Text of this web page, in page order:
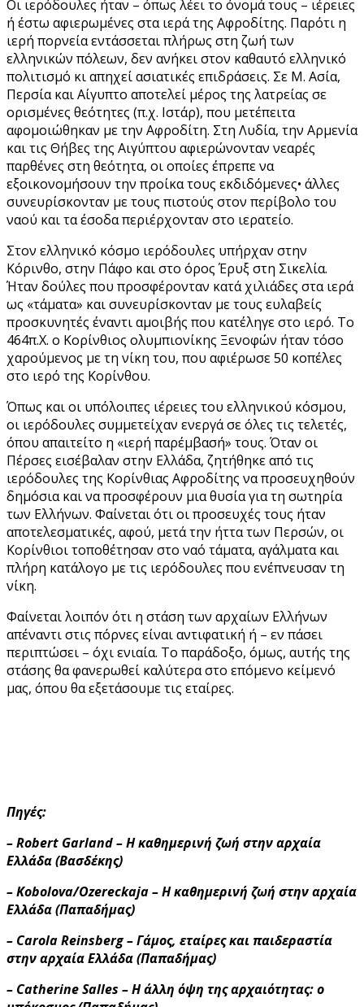
Οι ιερόδουλες ήταν – όπως λέει το όνομά τους – ιέρειες
ή έστω αφιερωμένες στα ιερά της Αφροδίτης. Παρότι η
ιερή πορνεία εντάσσεται πλήρως στη ζωή των
ελληνικών πόλεων, δεν ανήκει στον καθαυτό ελληνικό
πολιτισμό κι απηχεί ασιατικές επιδράσεις. Σε Μ. Ασία,
Περσία και Αίγυπτο αποτελεί μέρος της λατρείας σε
ορισμένες θεότητες (π.χ. Ιστάρ), που μετέπειτα
αφομοιώθηκαν με την Αφροδίτη. Στη Λυδία, την Αρμενία
και τις Θήβες της Αιγύπτου αφιερώνονταν νεαρές
παρθένες στη θεότητα, οι οποίες έπρεπε να
εξοικονομήσουν την προίκα τους εκδιδόμενες• άλλες
συνευρίσκονταν με τους πιστούς στον περίβολο του
ναού και τα έσοδα περιέρχονταν στο ιερατείο.
Στον ελληνικό κόσμο ιερόδουλες υπήρχαν στην
Κόρινθο, στην Πάφο και στο όρος Έρυξ στη Σικελία.
Ήταν δούλες που προσφέρονταν κατά χιλιάδες στα ιερά
ως «τάματα» και συνευρίσκονταν με τους ευλαβείς
προσκυνητές έναντι αμοιβής που κατέληγε στο ιερό. Το
464π.Χ. ο Κορίνθιος ολυμπιονίκης Ξενοφών ήταν τόσο
χαρούμενος με τη νίκη του, που αφιέρωσε 50 κοπέλες
στο ιερό της Κορίνθου.
Όπως και οι υπόλοιπες ιέρειες του ελληνικού κόσμου,
οι ιερόδουλες συμμετείχαν ενεργά σε όλες τις τελετές,
όπου απαιτείτο η «ιερή παρέμβασή» τους. Όταν οι
Πέρσες εισέβαλαν στην Ελλάδα, ζητήθηκε από τις
ιερόδουλες της Κορίνθιας Αφροδίτης να προσευχηθούν
δημόσια και να προσφέρουν μια θυσία για τη σωτηρία
των Ελλήνων. Φαίνεται ότι οι προσευχές τους ήταν
αποτελεσματικές, αφού, μετά την ήττα των Περσών, οι
Κορίνθιοι τοποθέτησαν στο ναό τάματα, αγάλματα και
πλήρη κατάλογο με τις ιερόδουλες που ενέπνευσαν τη
νίκη.
Φαίνεται λοιπόν ότι η στάση των αρχαίων Ελλήνων
απέναντι στις πόρνες είναι αντιφατική ή – εν πάσει
περιπτώσει – όχι ενιαία. Το παράδοξο, όμως, αυτής της
στάσης θα φανερωθεί καλύτερα στο επόμενο κείμενό
μας, όπου θα εξετάσουμε τις εταίρες.
Πηγές:
– Robert Garland – Η καθημερινή ζωή στην αρχαία
Ελλάδα (Βασδέκης)
– Kobolova/Ozereckaja – Η καθημερινή ζωή στην αρχαία
Ελλάδα (Παπαδήμας)
– Carola Reinsberg – Γάμος, εταίρες και παιδεραστία
στην αρχαία Ελλάδα (Παπαδήμας)
– Catherine Salles – Η άλλη όψη της αρχαιότητας: ο